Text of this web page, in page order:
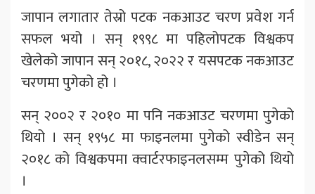
जापान लगातार तेस्रो पटक नकआउट चरण प्रवेश गर्न
सफल भयो । सन् १९९८ मा पहिलोपटक विश्वकप
खेलेको जापान सन् २०१८, २०२२ र यसपटक नकआउट
चरणमा पुगेको हो ।
सन् २००२ र २०१० मा पनि नकआउट चरणमा पुगेको
थियो । सन् १९५८ मा फाइनलमा पुगेको स्वीडेन सन्
२०१८ को विश्वकपमा क्वार्टरफाइनलसम्म पुगेको थियो
।